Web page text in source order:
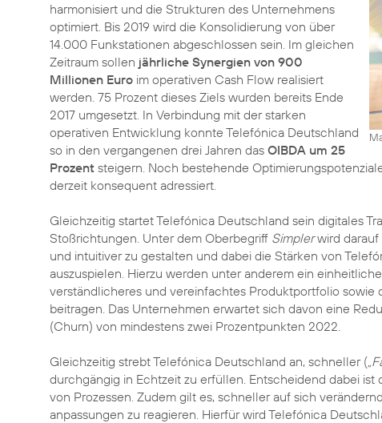
harmonisiert und die Strukturen des Unternehmens
optimiert. Bis 2019 wird die Konsolidierung von über
14.000 Funkstationen abgeschlossen sein. Im gleichen
Zeitraum sollen jährliche Synergien von 900
Millionen Euro im operativen Cash Flow realisiert
werden. 75 Prozent dieses Ziels wurden bereits Ende
2017 umgesetzt. In Verbindung mit der starken
operativen Entwicklung konnte Telefónica Deutschland
so in den vergangenen drei Jahren das OIBDA um 25
Prozent steigern. Noch bestehende
derzeit konsequent adressiert.
Gleichzeitig startet Telefónica Deutschland sein digitales
Stoßrichtungen. Unter dem Oberbegriff Simplerwird darauf
und intuitiver zu gestalten und dabei die Stärken von
auszuspielen. Hierzu werden unter anderem ein
verständlicheres und vereinfachtes Produktportfolio sowie
beitragen. Das Unternehmen erwartet sich davon eine
(Churn) von mindestens zwei Prozentpunkten 2022.
Gleichzeitig strebt Telefónica Deutschland an, schneller (
durchgängig in Echtzeit zu erfüllen. Entscheidend dabei
von Prozessen. Zudem gilt es, schneller auf sich
anpassungen zu reagieren. Hierfür wird Telefónica